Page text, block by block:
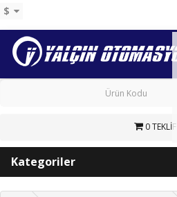
$
0 TEKLİF
Kategoriler